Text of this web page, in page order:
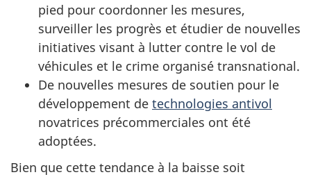
pied pour coordonner les mesures,
surveiller les progrès et étudier de nouvelles
initiatives visant à lutter contre le vol de
véhicules et le crime organisé transnational.
De nouvelles mesures de soutien pour le
développement de technologies antivol
novatrices précommerciales ont été
adoptées.
Bien que cette tendance à la baisse soit